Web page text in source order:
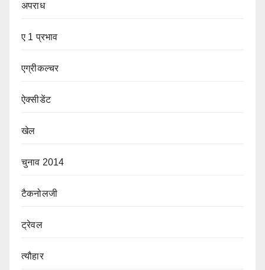
अपराध
ए 1 प्रभाव
एग्रीकल्चर
ऐक्सीडेंट
खेल
चुनाव 2014
टैकनोलजी
ट्रेवल
त्यौहार